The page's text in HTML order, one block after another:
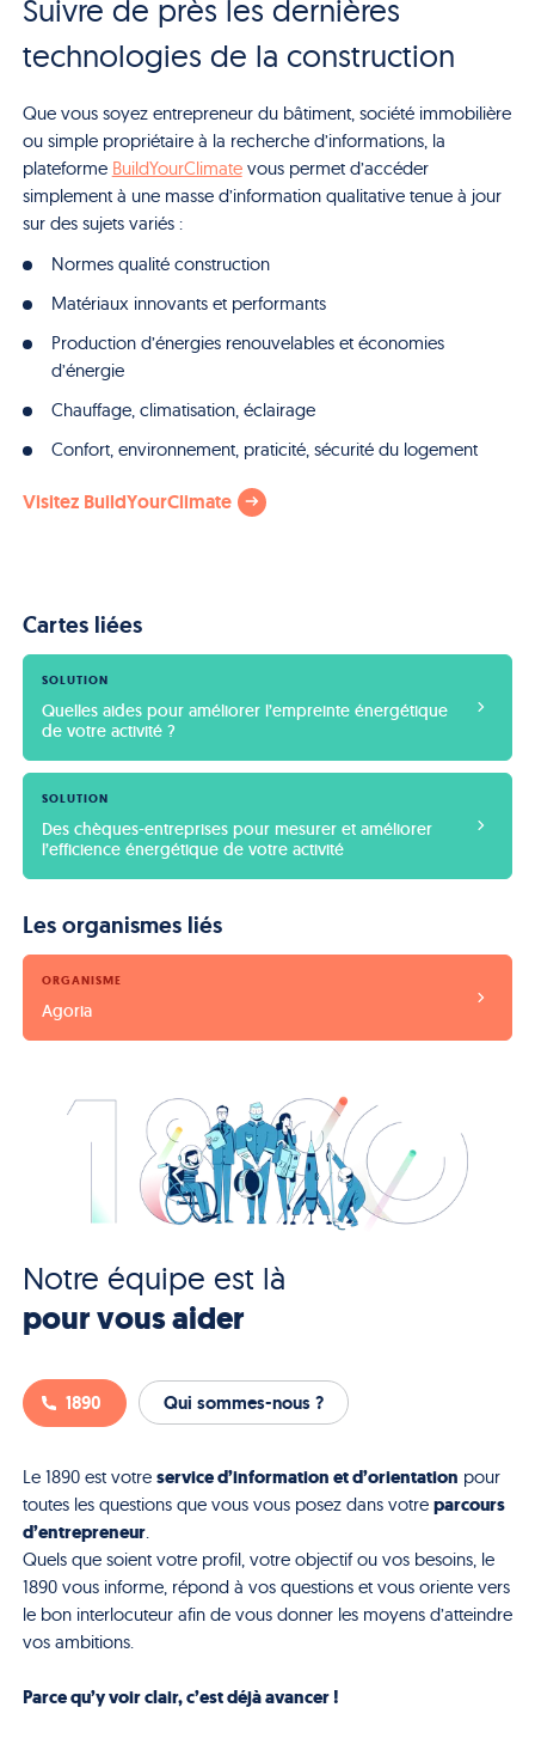
Suivre de près les dernières
technologies de la construction
Que vous soyez entrepreneur du bâtiment, société immobilière
ou simple propriétaire à la recherche d’informations, la
plateforme BuildYourClimatevous permet d’accéder
simplement à une masse d’information qualitative tenue à jour
sur des sujets variés :
Normes qualité construction
Matériaux innovants et performants
Production d’énergies renouvelables et économies
d’énergie
Chauffage, climatisation, éclairage
Confort, environnement, praticité, sécurité du logement
Visitez BuildYourClimate
Cartes liées
SOLUTION
Quelles aides pour améliorer l’empreinte énergétique
de votre activité ?
SOLUTION
Des chèques-entreprises pour mesurer et améliorer
l’efficience énergétique de votre activité
Les organismes liés
ORGANISME
Agoria
Notre équipe est là
pour vous aider
1890 Qui sommes-nous ?
Le 1890 est votre service d’information et d’orientation pour
toutes les questions que vous vous posez dans votre parcours
d’entrepreneur.
Quels que soient votre profil, votre objectif ou vos besoins, le
1890 vous informe, répond à vos questions et vous oriente vers
le bon interlocuteur afin de vous donner les moyens d’atteindre
vos ambitions.
Parce qu’y voir clair, c’est déjà avancer !